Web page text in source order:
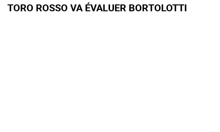
TORO ROSSO VA ÉVALUER BORTOLOTTI